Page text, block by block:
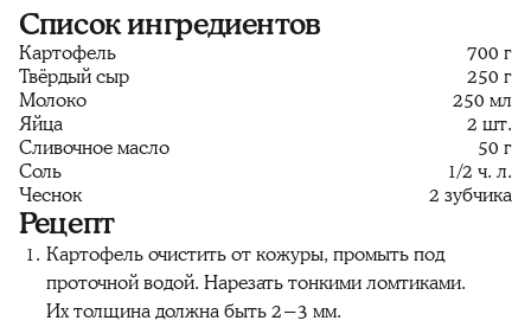
Список ингредиентов
Картофель
700 г
Твёрдый сыр
250 г
Молоко
250 мл
Яйца
2 шт.
Сливочное масло
50 г
Соль
1/2 ч. л.
Чеснок
2 зубчика
Рецепт
Картофель очистить от кожуры, промыть под
проточной водой. Нарезать тонкими ломтиками.
Их толщина должна быть 2−3 мм.